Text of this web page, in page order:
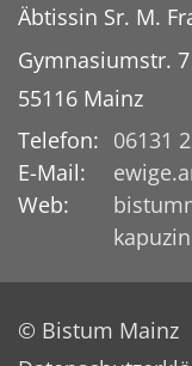
Äbtissin Sr. M.
Gymnasiumstr. 7
55116 Mainz
Telefon: 06131
E-Mail:
Web:
© Bistum Mainz